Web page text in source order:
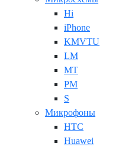
Hi
iPhone
KMVTU
LM
MT
PM
S
Микрофоны
HTC
Huawei